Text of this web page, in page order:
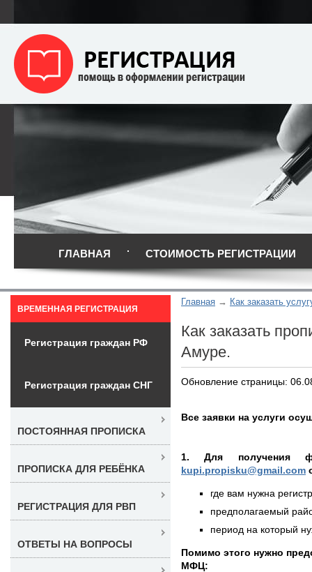
ГЛАВНАЯ СТОИМОСТЬ РЕГИСТРАЦИИ
Главная Как заказать
Как заказать
Амуре.
Обновление страницы:
Все заявки на услуги
1. Для получения
kupi.propisku@gmail.com
где вам нужна
предполагаемый
период на который
Помимо этого нужно
МФЦ:
ВРЕМЕННАЯ РЕГИСТРАЦИЯ
Регистрация граждан РФ
Регистрация граждан СНГ
ПОСТОЯННАЯ ПРОПИСКА
ПРОПИСКА ДЛЯ РЕБЁНКА
РЕГИСТРАЦИЯ ДЛЯ РВП
ОТВЕТЫ НА ВОПРОСЫ